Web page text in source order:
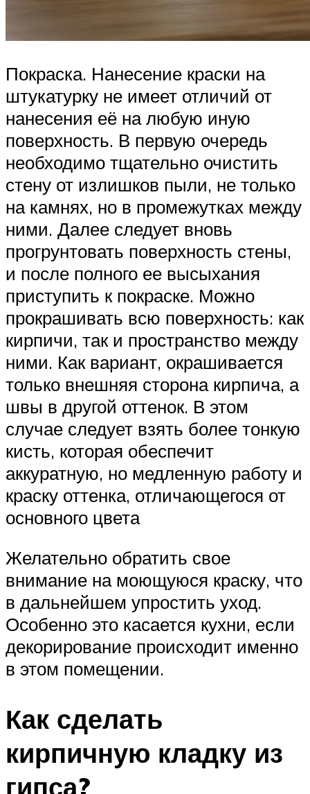
Покраска. Нанесение краски на
штукатурку не имеет отличий от
нанесения её на любую иную
поверхность. В первую очередь
необходимо тщательно очистить
стену от излишков пыли, не только
на камнях, но в промежутках между
ними. Далее следует вновь
прогрунтовать поверхность стены,
и после полного ее высыхания
приступить к покраске. Можно
прокрашивать всю поверхность: как
кирпичи, так и пространство между
ними. Как вариант, окрашивается
только внешняя сторона кирпича, а
швы в другой оттенок. В этом
случае следует взять более тонкую
кисть, которая обеспечит
аккуратную, но медленную работу и
краску оттенка, отличающегося от
основного цвета
Желательно обратить свое
внимание на моющуюся краску, что
в дальнейшем упростить уход.
Особенно это касается кухни, если
декорирование происходит именно
в этом помещении.
Как сделать
кирпичную кладку из
гипса?